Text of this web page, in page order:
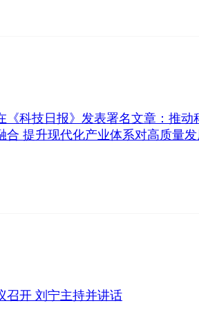
《科技日报》发表署名文章：推动
合 提升现代化产业体系对高质量
召开 刘宁主持并讲话